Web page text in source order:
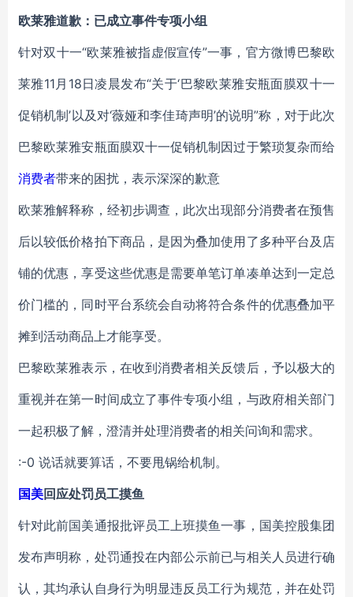
欧莱雅道歉：已成立事件专项小组
针对双十一“欧莱雅被指虚假宣传”一事，官方微博巴黎欧
莱雅11月18日凌晨发布“关于‘巴黎欧莱雅安瓶面膜双十一
促销机制’以及对‘薇娅和李佳琦声明’的说明”称，对于此次
巴黎欧莱雅安瓶面膜双十一促销机制因过于繁琐复杂而给
消费者带来的困扰，表示深深的歉意
欧莱雅解释称，经初步调查，此次出现部分消费者在预售
后以较低价格拍下商品，是因为叠加使用了多种平台及店
铺的优惠，享受这些优惠是需要单笔订单凑单达到一定总
价门槛的，同时平台系统会自动将符合条件的优惠叠加平
摊到活动商品上才能享受。
巴黎欧莱雅表示，在收到消费者相关反馈后，予以极大的
重视并在第一时间成立了事件专项小组，与政府相关部门
一起积极了解，澄清并处理消费者的相关问询和需求。
:-0 说话就要算话，不要甩锅给机制。
国美回应处罚员工摸鱼
针对此前国美通报批评员工上班摸鱼一事，国美控股集团
发布声明称，处罚通投在内部公示前已与相关人员进行确
认，其均承认自身行为明显违反员工行为规范，并在处罚